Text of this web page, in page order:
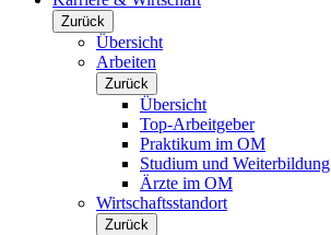
Zurück
Übersicht
Arbeiten
Zurück
Übersicht
Top-Arbeitgeber
Praktikum im OM
Studium und Weiterbildung
Ärzte im OM
Wirtschaftsstandort
Zurück